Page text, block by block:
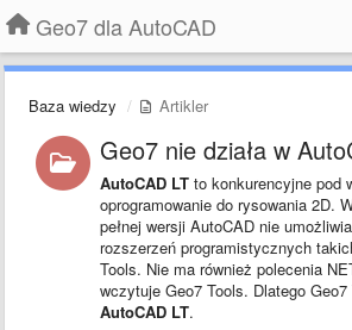
Geo7 dla AutoCAD
Baza wiedzy Artikler
Geo7 nie działa w
AutoCAD LTto konkurencyjne pod
oprogramowanie do rysowania 2D.
pełnej wersji AutoCAD nie
rozszerzeń programistycznych
Tools. Nie ma również polecenia
wczytuje Geo7 Tools. Dlatego Geo7
AutoCAD LT.